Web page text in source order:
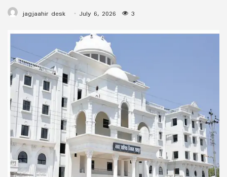
jagjaahir desk July 6, 2026 3